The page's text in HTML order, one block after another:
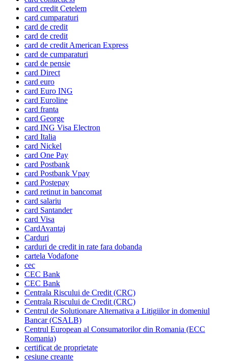
card credit Cetelem
card cumparaturi
card de credit
card de credit
card de credit American Express
card de cumparaturi
card de pensie
card Direct
card euro
card Euro ING
card Euroline
card franta
card George
card ING Visa Electron
card Italia
card Nickel
card One Pay
card Postbank
card Postbank Vpay
card Postepay
card retinut in bancomat
card salariu
card Santander
card Visa
CardAvantaj
Carduri
carduri de credit in rate fara dobanda
cartela Vodafone
cec
CEC Bank
CEC Bank
Centrala Riscului de Credit (CRC)
Centrala Riscului de Credit (CRC)
Centrul de Solutionare Alternativa a Litigiilor in domeniul
Bancar (CSALB)
Centrul European al Consumatorilor din Romania (ECC
Romania)
certificat de proprietate
cesiune creante